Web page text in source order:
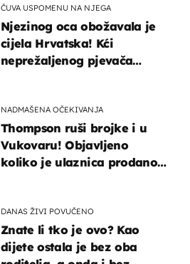
ČUVA USPOMENU NA NJEGA
Njezinog oca obožavala je
cijela Hrvatska! Kći
neprežaljenog pjevača
NADMAŠENA OČEKIVANJA
Thompson ruši brojke i u
Vukovaru! Objavljeno
koliko je ulaznica prodano
DANAS ŽIVI POVUČENO
Znate li tko je ovo? Kao
dijete ostala je bez oba